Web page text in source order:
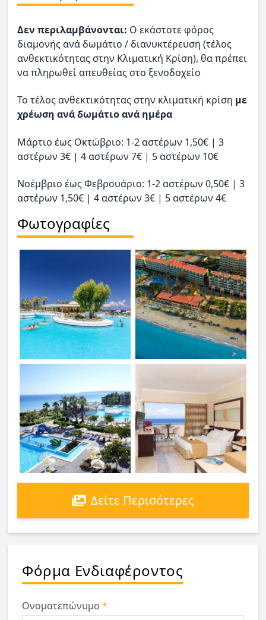
Δεν περιλαμβάνονται: O εκάστοτε φόρος
διαμονής ανά δωμάτιο / διανυκτέρευση (τέλος
ανθεκτικότητας στην Κλιματική Κρίση), θα πρέπει
να πληρωθεί απευθείας στο ξενοδοχείο
Το τέλος ανθεκτικότητας στην κλιματική κρίση με
χρέωση ανά δωμάτιο ανά ημέρα
Μάρτιο έως Οκτώβριο: 1-2 αστέρων 1,50€ | 3
αστέρων 3€ | 4 αστέρων 7€ | 5 αστέρων 10€
Νοέμβριο έως Φεβρουάριο: 1-2 αστέρων 0,50€ | 3
αστέρων 1,50€ | 4 αστέρων 3€ | 5 αστέρων 4€
Φωτογραφίες
Δείτε Περισότερες
Φόρμα Ενδιαφέροντος
Ονοματεπώνυμο *